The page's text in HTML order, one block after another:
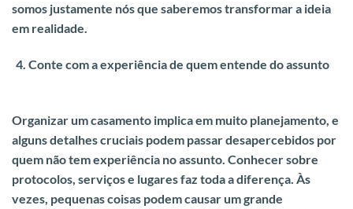
somos justamente nós que saberemos transformar a ideia
em realidade.
Conte com a experiência de quem entende do assunto
Organizar um casamento implica em muito planejamento, e
alguns detalhes cruciais podem passar desapercebidos por
quem não tem experiência no assunto. Conhecer sobre
protocolos, serviços e lugares faz toda a diferença. Às
vezes, pequenas coisas podem causar um grande